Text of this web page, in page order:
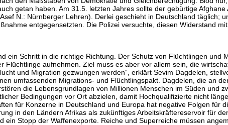
getan haben. Am 31.5. letzten Jahres sollte der gebürtige
N.: Nürnberger Lehren). Derlei geschieht in Deutschland täglich;
entgegensetzten. Die Polizei versuchte, diesen Widerstand
ein Schritt in die richtige Richtung. Der Schutz von Flüchtlingen und
aufnehmen. Ziel muss es aber vor allem sein, die
und Migration gezwungen werden“, erklärt Sevim Dagdelen,
umfassenden Migrations- und Flüchtlingspakt. Dagdelen, die an
die Lebensgrundlagen von Millionen Menschen im Süden und
Bedingungen vor Ort abzielen, damit Hochqualifizierte nicht
für Konzerne in Deutschland und Europa hat negative Folgen für
in den Ländern Afrikas als zukünftiges Arbeitskräftereservoir für
ein Stopp der Waffenexporte. Reiche und Superreiche müssen